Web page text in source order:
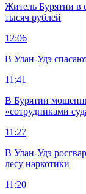
Житель Бурятии в
тысяч рублей
12:06
В Улан-Удэ
11:41
В Бурятии
«сотрудниками
11:27
В Улан-Удэ
лесу наркотики
11:20